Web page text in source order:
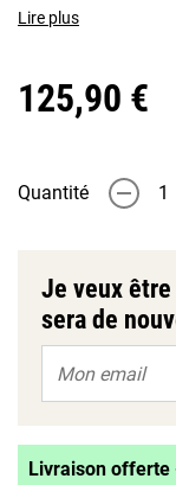
Lire plus
125,90 €
Quantité -
Je veux
sera de
Livraison offerte